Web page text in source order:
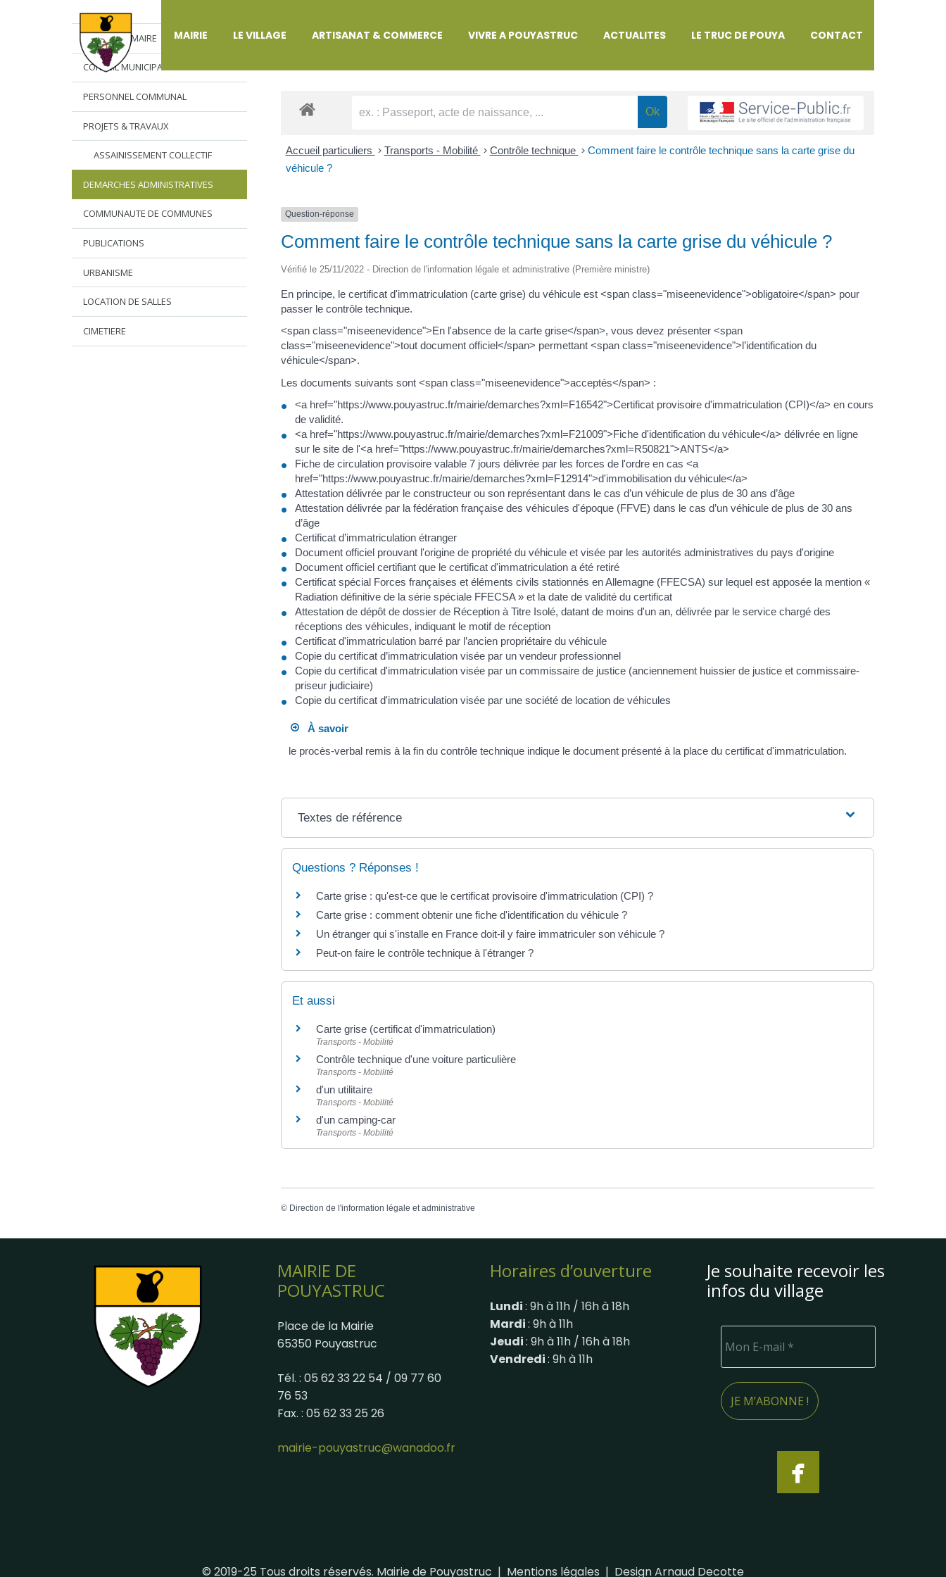
MAIRIE LE VILLAGE ARTISANAT & COMMERCE VIVRE A POUYASTRUC ACTUALITES LE TRUC DE POUYA CONTACT
L’EDITO DU MAIRE
CONSEIL MUNICIPAL
PERSONNEL COMMUNAL
PROJETS & TRAVAUX
ASSAINISSEMENT COLLECTIF
DEMARCHES ADMINISTRATIVES
COMMUNAUTE DE COMMUNES
PUBLICATIONS
URBANISME
LOCATION DE SALLES
CIMETIERE
DÉMARCHES ADMINISTRATIVES
Accueil particuliers > Transports - Mobilité > Contrôle technique > Comment faire le contrôle technique sans la carte grise du
véhicule ?
Question-réponse
Comment faire le contrôle technique sans la carte grise du véhicule ?
Vérifié le 25/11/2022 - Direction de l'information légale et administrative (Première ministre)
En principe, le certificat d'immatriculation (carte grise) du véhicule est <span class="miseenevidence">obligatoire</span> pour
passer le contrôle technique.
<span class="miseenevidence">En l'absence de la carte grise</span>, vous devez présenter <span
class="miseenevidence">tout document officiel</span> permettant <span class="miseenevidence">l’identification du
véhicule</span>.
Les documents suivants sont <span class="miseenevidence">acceptés</span> :
<a href="https://www.pouyastruc.fr/mairie/demarches?xml=F16542">Certificat provisoire d'immatriculation (CPI)</a> en cours
de validité.
<a href="https://www.pouyastruc.fr/mairie/demarches?xml=F21009">Fiche d'identification du véhicule</a> délivrée en ligne
sur le site de l'<a href="https://www.pouyastruc.fr/mairie/demarches?xml=R50821">ANTS</a>
Fiche de circulation provisoire valable 7 jours délivrée par les forces de l'ordre en cas <a
href="https://www.pouyastruc.fr/mairie/demarches?xml=F12914">d'immobilisation du véhicule</a>
Attestation délivrée par le constructeur ou son représentant dans le cas d’un véhicule de plus de 30 ans d’âge
Attestation délivrée par la fédération française des véhicules d'époque (FFVE) dans le cas d’un véhicule de plus de 30 ans
d’âge
Certificat d’immatriculation étranger
Document officiel prouvant l'origine de propriété du véhicule et visée par les autorités administratives du pays d'origine
Document officiel certifiant que le certificat d'immatriculation a été retiré
Certificat spécial Forces françaises et éléments civils stationnés en Allemagne (FFECSA) sur lequel est apposée la mention «
Radiation définitive de la série spéciale FFECSA » et la date de validité du certificat
Attestation de dépôt de dossier de Réception à Titre Isolé, datant de moins d'un an, délivrée par le service chargé des
réceptions des véhicules, indiquant le motif de réception
Certificat d'immatriculation barré par l’ancien propriétaire du véhicule
Copie du certificat d’immatriculation visée par un vendeur professionnel
Copie du certificat d'immatriculation visée par un commissaire de justice (anciennement huissier de justice et commissaire-
priseur judiciaire)
Copie du certificat d'immatriculation visée par une société de location de véhicules
À savoir
le procès-verbal remis à la fin du contrôle technique indique le document présenté à la place du certificat d'immatriculation.
Textes de référence
Questions ? Réponses !
Carte grise : qu'est-ce que le certificat provisoire d'immatriculation (CPI) ?
Carte grise : comment obtenir une fiche d'identification du véhicule ?
Un étranger qui s'installe en France doit-il y faire immatriculer son véhicule ?
Peut-on faire le contrôle technique à l'étranger ?
Et aussi
Carte grise (certificat d'immatriculation)
Transports - Mobilité
Contrôle technique d'une voiture particulière
Transports - Mobilité
d'un utilitaire
Transports - Mobilité
d'un camping-car
Transports - Mobilité
© Direction de l'information légale et administrative
MAIRIE DE
POUYASTRUC
Place de la Mairie
65350 Pouyastruc
Tél. : 05 62 33 22 54 / 09 77 60
76 53
Fax. : 05 62 33 25 26
mairie-pouyastruc@wanadoo.fr
Horaires d’ouverture
Lundi: 9h à 11h / 16h à 18h
Mardi: 9h à 11h
Jeudi: 9h à 11h / 16h à 18h
Vendredi: 9h à 11h
Je souhaite recevoir les
infos du village
© 2019-25 Tous droits réservés. Mairie de Pouyastruc | Mentions légales | DesignArnaud Decotte